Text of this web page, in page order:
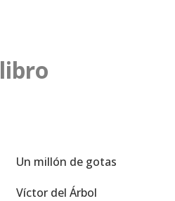
Un millón de gotas
Víctor del Árbol